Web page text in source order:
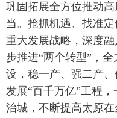
巩固拓展全方位推动
当。抢抓机遇、找准
重大发展战略，深度
步推进“两个转型”，
设，稳一产、强二产
发展“百千万亿”工程，
治城，不断提高太原